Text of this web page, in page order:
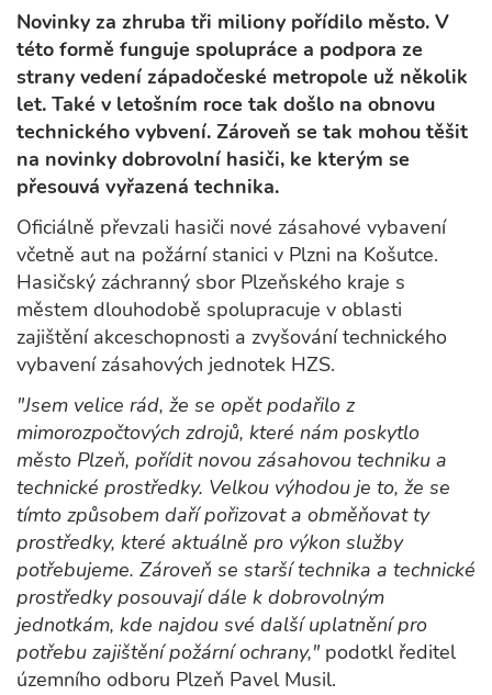
Novinky za zhruba tři miliony pořídilo město. V
této formě funguje spolupráce a podpora ze
strany vedení západočeské metropole už několik
let. Také v letošním roce tak došlo na obnovu
technického vybvení. Zároveň se tak mohou těšit
na novinky dobrovolní hasiči, ke kterým se
přesouvá vyřazená technika.
Oficiálně převzali hasiči nové zásahové vybavení
včetně aut na požární stanici v Plzni na Košutce.
Hasičský záchranný sbor Plzeňského kraje s
městem dlouhodobě spolupracuje v oblasti
zajištění akceschopnosti a zvyšování technického
vybavení zásahových jednotek HZS.
"Jsem velice rád, že se opět podařilo z
mimorozpočtových zdrojů, které nám poskytlo
město Plzeň, pořídit novou zásahovou techniku a
technické prostředky. Velkou výhodou je to, že se
tímto způsobem daří pořizovat a obměňovat ty
prostředky, které aktuálně pro výkon služby
potřebujeme. Zároveň se starší technika a technické
prostředky posouvají dále k dobrovolným
jednotkám, kde najdou své další uplatnění pro
potřebu zajištění požární ochrany," podotkl ředitel
územního odboru Plzeň Pavel Musil.